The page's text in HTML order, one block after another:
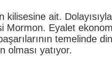
kilisesine ait.
Mormon. Eyalet
temelinde
olması yatıyor.